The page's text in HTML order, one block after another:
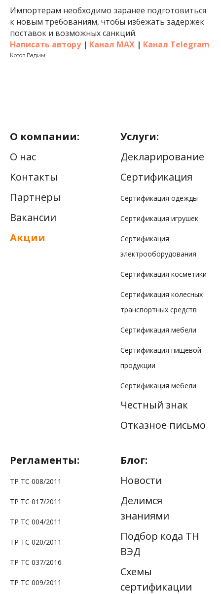
Импортерам необходимо заранее подготовиться
к новым требованиям, чтобы избежать задержек
поставок и возможных санкций.
Написать автору| Канал MAX | Канал Telegram
Котов Вадим
О компании:
О нас
Контакты
Партнеры
Вакансии
Акции
Услуги:
Декларирование
Сертификация
Сертификация одежды
Сертификация игрушек
Сертификация
электрооборудования
Сертификация косметики
Сертификация колесных
транспортных средств
Сертификация мебели
Сертификация пищевой
продукции
Сертификация мебели
Честный знак
Отказное письмо
Регламенты:
ТР ТС 008/2011
ТР ТС 017/2011
ТР ТС 004/2011
ТР ТС 020/2011
ТР ТС 037/2016
ТР TС 009/2011
Блог:
Новости
Делимся
знаниями
Подбор кода ТН
ВЭД
Схемы
сертификации